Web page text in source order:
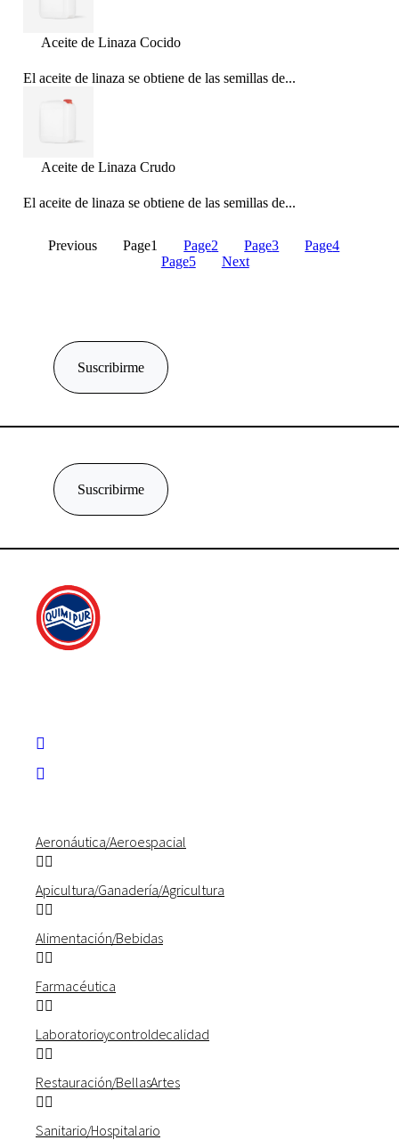
Aceite de Linaza Cocido
El aceite de linaza se obtiene de las semillas de...
Aceite de Linaza Crudo
El aceite de linaza se obtiene de las semillas de...
Previous Page1 Page2 Page3 Page4
Page5 Next
Suscribirme
Suscribirme
Aeronáutica / Aeroespacial
Apicultura / Ganadería / Agricultura
Alimentación / Bebidas
Farmacéutica
Laboratorio y control de calidad
Restauración / Bellas Artes
Sanitario / Hospitalario